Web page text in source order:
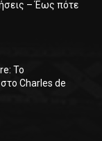
– Έως πότε
Το
Charles de